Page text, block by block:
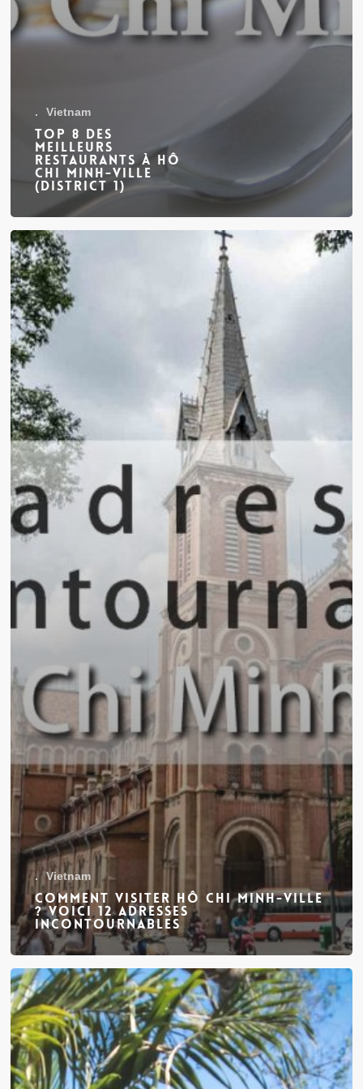
. Vietnam
Top 8 des
meilleurs
restaurants à Hô
Chi Minh-Ville
(District 1)
Comment
visiter
Hô
Chi
Minh-
Ville
?
Voici
12
adresses
incontournables
. Vietnam
Comment visiter Hô Chi Minh-Ville
? Voici 12 adresses
incontournables
Notre
arrivée
au
Vietnam